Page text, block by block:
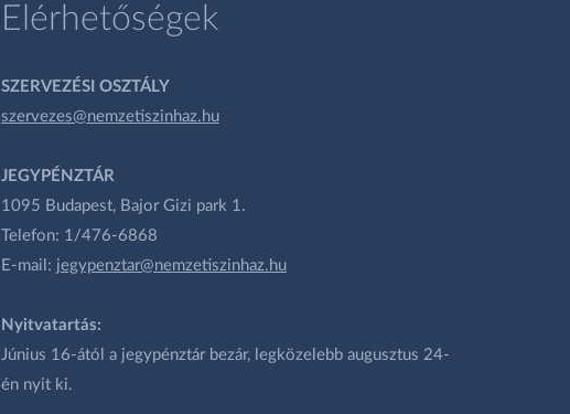
Elérhetőségek
SZERVEZÉSI OSZTÁLY
szervezes@nemzetiszinhaz.hu
JEGYPÉNZTÁR
1095 Budapest, Bajor Gizi park 1.
Telefon: 1/476-6868
E-mail: jegypenztar@nemzetiszinhaz.hu
Nyitvatartás:
Június 16-ától a jegypénztár bezár, legközelebb augusztus 24-
én nyit ki.